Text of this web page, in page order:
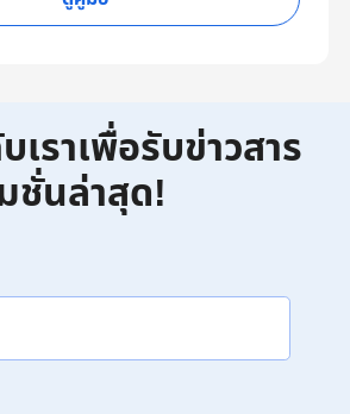
เราเพื่อรับข่าวสาร
ชั่นล่าสุด!